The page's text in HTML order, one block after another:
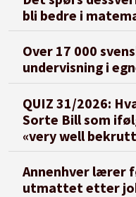
bli bedre i
Over 17 000
undervisning i
QUIZ 31/2026:
Sorte Bill som
«very well
Annenhver lærer
utmattet etter